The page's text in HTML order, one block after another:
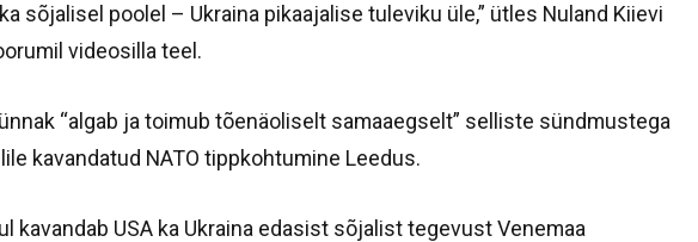
sõjalisel poolel – Ukraina pikaajalise tuleviku üle,” ütles Nuland Kiievi
videosilla teel.
“algab ja toimub tõenäoliselt samaaegselt” selliste sündmustega
kavandatud NATO tippkohtumine Leedus.
kavandab USA ka Ukraina edasist sõjalist tegevust Venemaa